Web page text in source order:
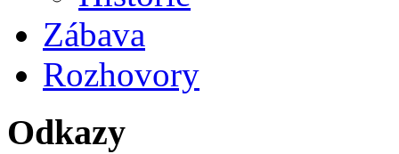
Zábava
Rozhovory
Odkazy